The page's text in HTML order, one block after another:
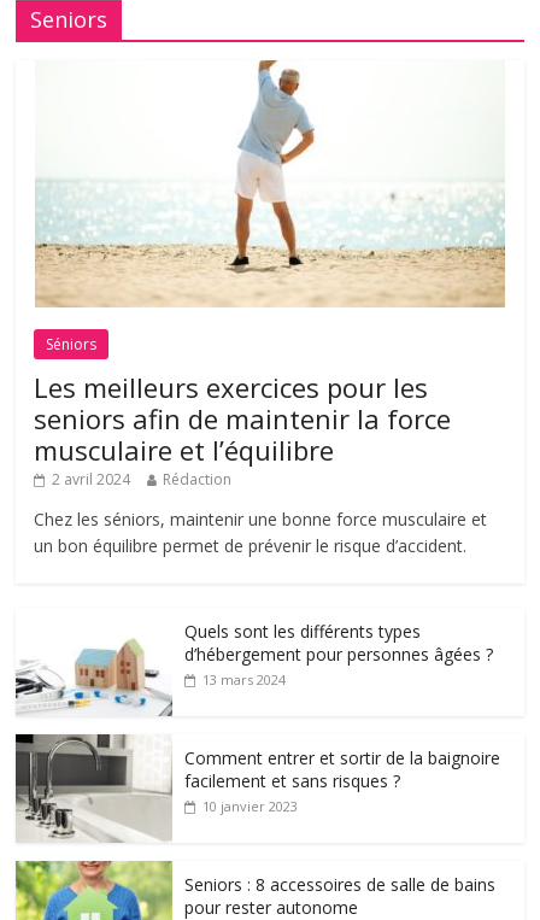
Seniors
Séniors
Les meilleurs exercices pour les
seniors afin de maintenir la force
musculaire et l’équilibre
2 avril 2024 Rédaction
Chez les séniors, maintenir une bonne force musculaire et
un bon équilibre permet de prévenir le risque d’accident.
Quels sont les différents types
d’hébergement pour personnes âgées ?
13 mars 2024
Comment entrer et sortir de la baignoire
facilement et sans risques ?
10 janvier 2023
Seniors : 8 accessoires de salle de bains
pour rester autonome